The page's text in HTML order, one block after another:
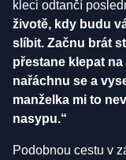
kleci odtančí
životě, kdy budu
slíbit. Začnu brát
přestane klepat
nařáchnu se a
manželka mi to
nasypu.“
Podobnou cestu v